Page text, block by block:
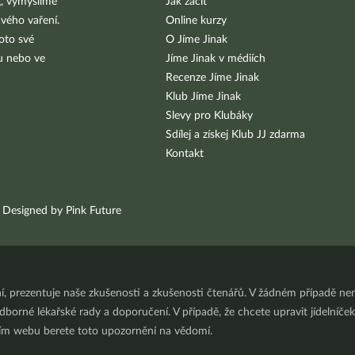
vaření.
své
nebo ve
Online kurzy
O Jíme Jinak
Jíme Jinak v médiích
Recenze Jíme Jinak
Klub Jíme Jinak
Slevy pro Klubáky
Sdílej a získej Klub JJ zdarma
Kontakt
Designed by Pink Future
naše zkušenosti a zkušenosti čtenářů. V žádném případě
lékařské rady a doporučení. V případě, že chcete upravit
webu berete toto upozornění na vědomí.